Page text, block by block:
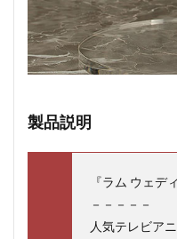
製品説明
『ラム ウェデ
－－－－－
人気テレビア